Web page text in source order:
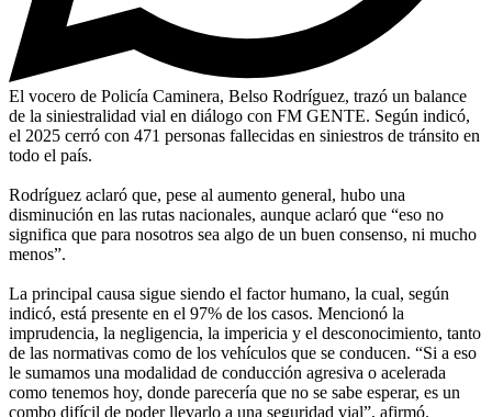
El vocero de Policía Caminera, Belso Rodríguez, trazó un balance
de la siniestralidad vial en diálogo con FM GENTE. Según indicó,
el 2025 cerró con 471 personas fallecidas en siniestros de tránsito en
todo el país.
Rodríguez aclaró que, pese al aumento general, hubo una
disminución en las rutas nacionales, aunque aclaró que “eso no
significa que para nosotros sea algo de un buen consenso, ni mucho
menos”.
La principal causa sigue siendo el factor humano, la cual, según
indicó, está presente en el 97% de los casos. Mencionó la
imprudencia, la negligencia, la impericia y el desconocimiento, tanto
de las normativas como de los vehículos que se conducen. “Si a eso
le sumamos una modalidad de conducción agresiva o acelerada
como tenemos hoy, donde parecería que no se sabe esperar, es un
combo difícil de poder llevarlo a una seguridad vial”, afirmó.